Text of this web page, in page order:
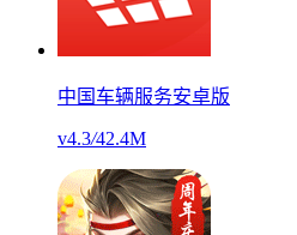
中国车辆服务安卓版
v4.3/42.4M